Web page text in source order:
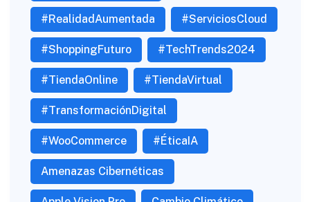
#RealidadAumentada #ServiciosCloud
#ShoppingFuturo #TechTrends2024
#TiendaOnline #TiendaVirtual
#TransformaciónDigital
#WooCommerce #ÉticaIA
Amenazas Cibernéticas